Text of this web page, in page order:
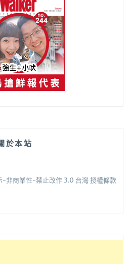
於本站
-非商業性-禁止改作 3.0 台灣 授權條款